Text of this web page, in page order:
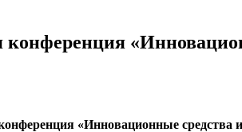
конференция
«Инновационные